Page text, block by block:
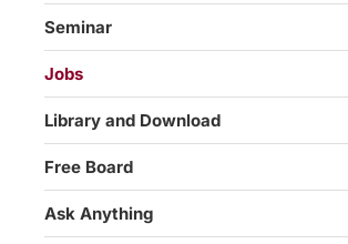
Seminar
Jobs
Library and Download
Free Board
Ask Anything